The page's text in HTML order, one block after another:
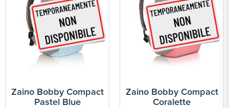
Zaino Bobby Compact
Pastel Blue
Zaino Bobby Compact
Coralette